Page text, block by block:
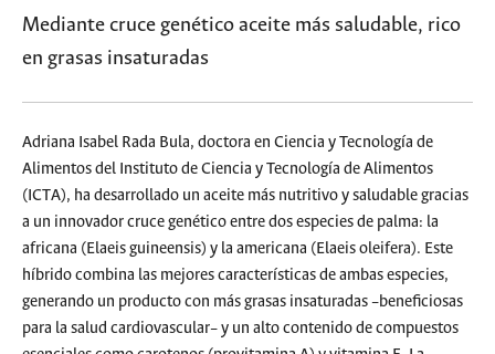
Mediante cruce genético aceite más saludable, rico
en grasas insaturadas
Adriana Isabel Rada Bula, doctora en Ciencia y Tecnología de
Alimentos del Instituto de Ciencia y Tecnología de Alimentos
(ICTA), ha desarrollado un aceite más nutritivo y saludable gracias
a un innovador cruce genético entre dos especies de palma: la
africana (Elaeis guineensis) y la americana (Elaeis oleifera). Este
híbrido combina las mejores características de ambas especies,
generando un producto con más grasas insaturadas –beneficiosas
para la salud cardiovascular– y un alto contenido de compuestos